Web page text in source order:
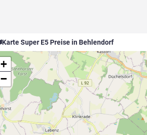
Karte Super E5 Preise in Behlendorf
+
−